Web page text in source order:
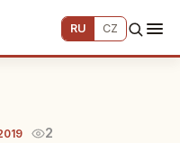
RU CZ
2